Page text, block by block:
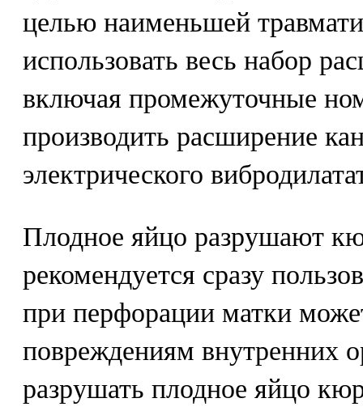
целью наименьшей
использовать весь набор
включая промежуточные
производить расширение
электрического
Плодное яйцо разрушают
рекомендуется сразу
при перфорации матки
повреждениям внутренних
разрушать плодное яйцо